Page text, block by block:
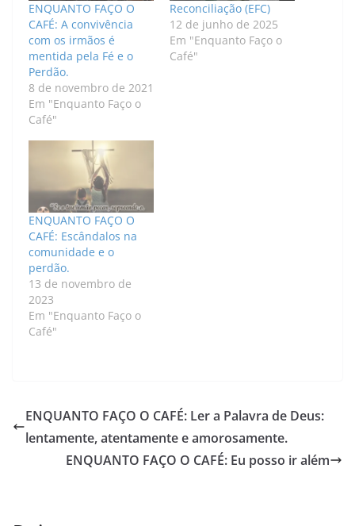
ENQUANTO FAÇO O
CAFÉ: A convivência
com os irmãos é
mentida pela Fé e o
Perdão.
8 de novembro de 2021
Em "Enquanto Faço o
Café"
Reconciliação (EFC)
12 de junho de 2025
Em "Enquanto Faço o
Café"
ENQUANTO FAÇO O
CAFÉ: Escândalos na
comunidade e o
perdão.
13 de novembro de
2023
Em "Enquanto Faço o
Café"
ENQUANTO FAÇO O CAFÉ: Ler a Palavra de Deus:
lentamente, atentamente e amorosamente.
ENQUANTO FAÇO O CAFÉ: Eu posso ir além